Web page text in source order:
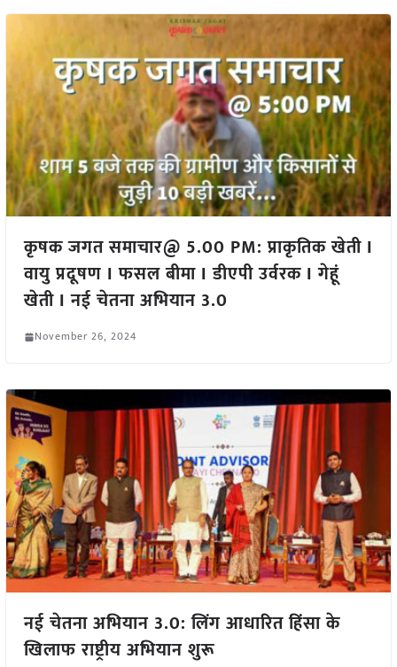
कृषक जगत समाचार@ 5.00 PM: प्राकृतिक खेती I
वायु प्रदूषण I फसल बीमा I डीएपी उर्वरक I गेहूं
खेती I नई चेतना अभियान 3.0
November 26, 2024
नई चेतना अभियान 3.0: लिंग आधारित हिंसा के
खिलाफ राष्ट्रीय अभियान शुरू